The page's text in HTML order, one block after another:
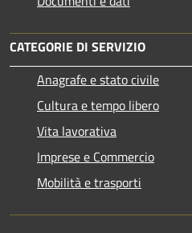
CATEGORIE DI SERVIZIO
Anagrafe e stato civile
Cultura e tempo libero
Vita lavorativa
Imprese e Commercio
Mobilità e trasporti